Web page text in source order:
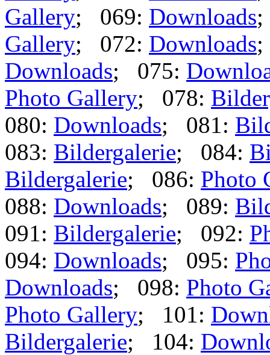
Gallery; 069: Downloads
Gallery; 072: Downloads
Downloads; 075:
Photo Gallery; 078:
080: Downloads; 081:
083: Bildergalerie; 084:
Bildergalerie; 086: Photo
088: Downloads; 089:
091: Bildergalerie; 092:
094: Downloads; 095:
Downloads; 098: Photo
Photo Gallery; 101:
Bildergalerie; 104: